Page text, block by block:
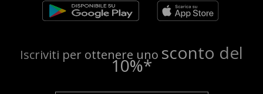
Iscriviti per ottenere uno sconto del
10%*